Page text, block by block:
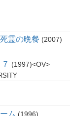
霊の晩餐 2007
1997 OV
ム 1996